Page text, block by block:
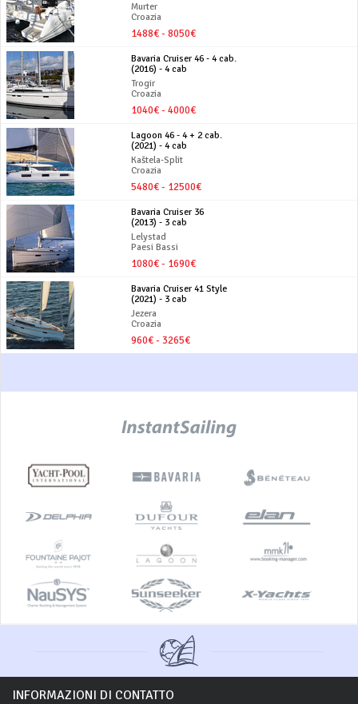
Murter
Croazia
1488€ - 8050€
Bavaria Cruiser 46 - 4 cab.
(2016) - 4 cab
Trogir
Croazia
1040€ - 4000€
Lagoon 46 - 4 + 2 cab.
(2021) - 4 cab
Kaštela-Split
Croazia
5480€ - 12500€
Bavaria Cruiser 36
(2013) - 3 cab
Lelystad
Paesi Bassi
1080€ - 1690€
Bavaria Cruiser 41 Style
(2021) - 3 cab
Jezera
Croazia
960€ - 3265€
INFORMAZIONI DI CONTATTO